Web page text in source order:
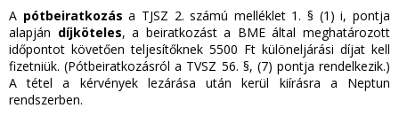
A pótbeiratkozás a TJSZ 2. számú melléklet 1. § (1) i, pontja
alapján díjköteles, a beiratkozást a BME által meghatározott
időpontot követően teljesítőknek 5500 Ft különeljárási díjat kell
fizetniük. (Pótbeiratkozásról a TVSZ 56. §, (7) pontja rendelkezik.)
A tétel a kérvények lezárása után kerül kiírásra a Neptun
rendszerben.